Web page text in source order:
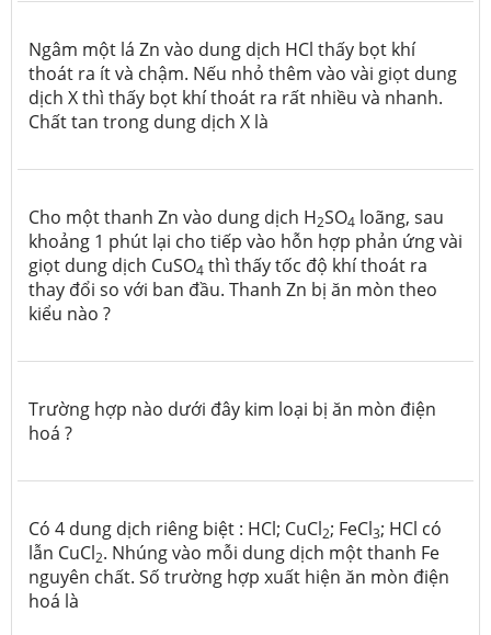
Ngâm một lá Zn vào dung dịch HCl thấy bọt khí
thoát ra ít và chậm. Nếu nhỏ thêm vào vài giọt dung
dịch X thì thấy bọt khí thoát ra rất nhiều và nhanh.
Chất tan trong dung dịch X là
Cho một thanh Zn vào dung dịch H2SO4 loãng, sau
khoảng 1 phút lại cho tiếp vào hỗn hợp phản ứng vài
giọt dung dịch CuSO4 thì thấy tốc độ khí thoát ra
thay đổi so với ban đầu. Thanh Zn bị ăn mòn theo
kiểu nào ?
Trường hợp nào dưới đây kim loại bị ăn mòn điện
hoá ?
Có 4 dung dịch riêng biệt : HCl; CuCl2; FeCl3; HCl có
lẫn CuCl2. Nhúng vào mỗi dung dịch một thanh Fe
nguyên chất. Số trường hợp xuất hiện ăn mòn điện
hoá là